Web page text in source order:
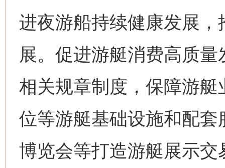
进夜游船持续健康发展
展。促进游艇消费高质
相关规章制度，保障游
位等游艇基础设施和配
博览会等打造游艇展示